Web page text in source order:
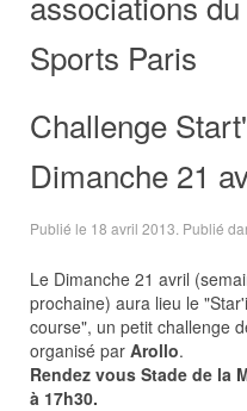
Sports Paris
Challenge
Dimanche 21
Publié le 18 avril 2013 . Publié
Le Dimanche 21 avril
prochaine) aura lieu le
course", un petit challenge
organisé par Arollo.
Rendez vous Stade de la
à 17h30.